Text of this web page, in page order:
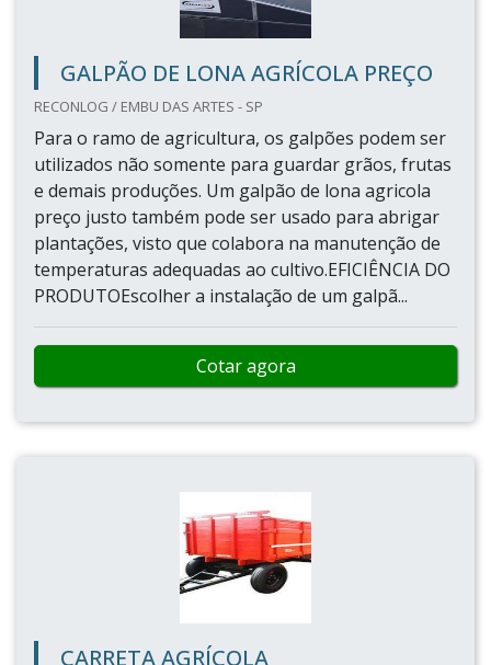
GALPÃO DE LONA AGRÍCOLA PREÇO
RECONLOG / EMBU DAS ARTES - SP
Para o ramo de agricultura, os galpões podem ser
utilizados não somente para guardar grãos, frutas
e demais produções. Um galpão de lona agricola
preço justo também pode ser usado para abrigar
plantações, visto que colabora na manutenção de
temperaturas adequadas ao cultivo.EFICIÊNCIA DO
PRODUTOEscolher a instalação de um galpã...
Cotar agora
CARRETA AGRÍCOLA